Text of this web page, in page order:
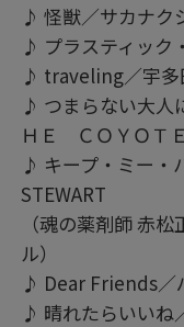
♪ 怪獣／サカナク
♪ プラスティック
♪ traveling／宇
♪ つまらない大人
ＨＥ ＣＯＹＯＴ
♪ キープ・ミー・
STEWART
（魂の薬剤師 赤
ル）
♪ Dear Friends／
♪ 晴れたらいいね